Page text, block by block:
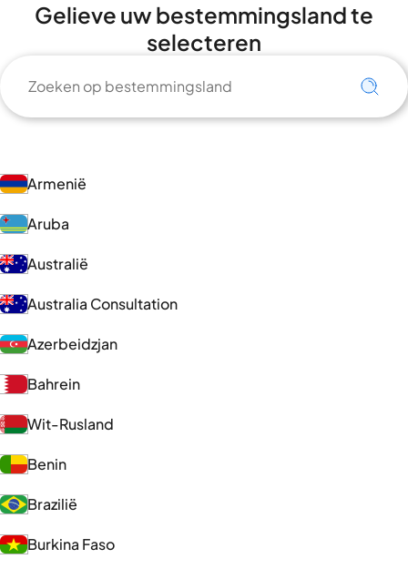
Gelieve uw bestemmingsland te
selecteren
Armenië
Aruba
Australië
Australia Consultation
Azerbeidzjan
Bahrein
Wit-Rusland
Benin
Brazilië
Burkina Faso